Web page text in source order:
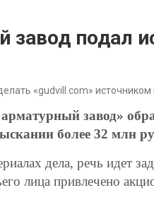
завод подал
«gudvill.com» источником
завод»
более 32 млн
дела, речь идет
лица привлечено